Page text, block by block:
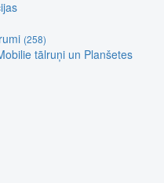
(258)
tālruņi un Planšetes